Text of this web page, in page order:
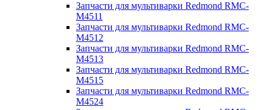
Запчасти для мультиварки Redmond RMC-
M4511
Запчасти для мультиварки Redmond RMC-
M4512
Запчасти для мультиварки Redmond RMC-
M4513
Запчасти для мультиварки Redmond RMC-
M4515
Запчасти для мультиварки Redmond RMC-
M4524